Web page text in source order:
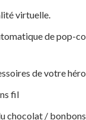
virtuelle.
de pop-
de votre
fil
chocolat /